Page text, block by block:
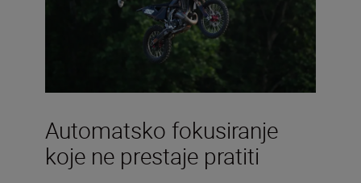
Automatsko fokusiranje
koje ne prestaje pratiti